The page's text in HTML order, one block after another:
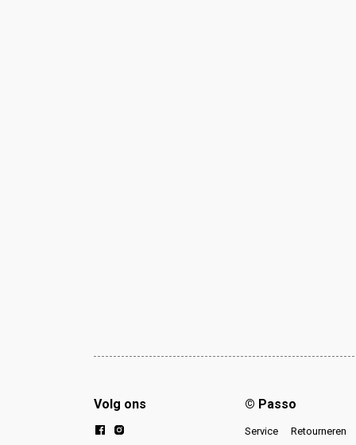
Volg ons © Passo
Service Retourneren